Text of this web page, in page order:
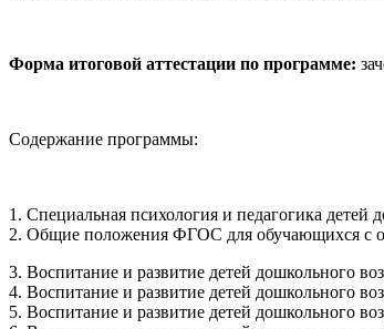
Форма итоговой аттестации по программе:
Содержание программы:
1. Специальная психология и педагогика детей
2. Общие положения ФГОС для обучающихся с
3. Воспитание и развитие детей дошкольного
4. Воспитание и развитие детей дошкольного
5. Воспитание и развитие детей дошкольного